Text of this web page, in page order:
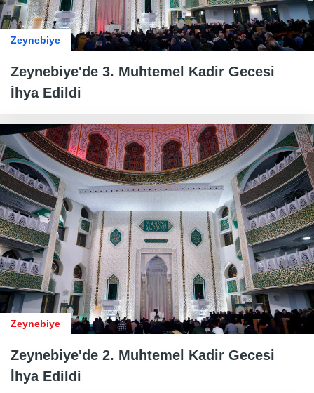
Zeynebiye
Zeynebiye'de 3. Muhtemel Kadir Gecesi
İhya Edildi
Zeynebiye
Zeynebiye'de 2. Muhtemel Kadir Gecesi
İhya Edildi